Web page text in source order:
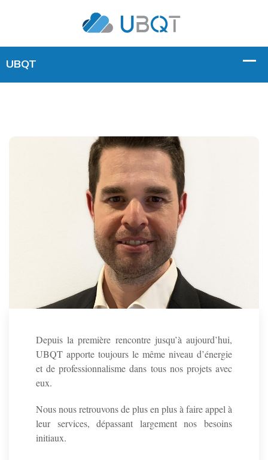
Depuis la première rencontre jusqu’à aujourd’hui,
UBQT apporte toujours le même niveau d’énergie
et de professionnalisme dans tous nos projets avec
eux.
Nous nous retrouvons de plus en plus à faire appel à
leur services, dépassant largement nos besoins
initiaux.